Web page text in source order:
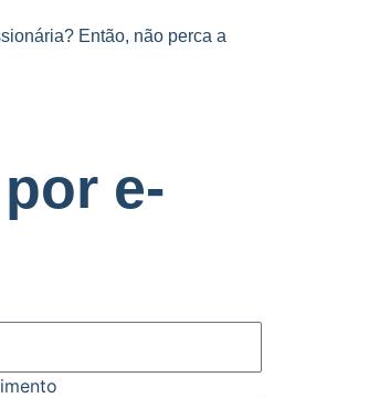
Então, não perca a
e-